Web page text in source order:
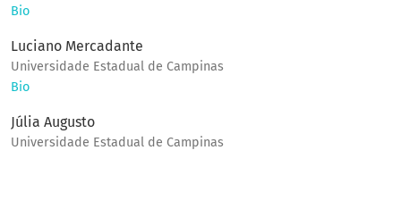
Bio
Luciano Mercadante
Universidade Estadual de Campinas
Bio
Júlia Augusto
Universidade Estadual de Campinas